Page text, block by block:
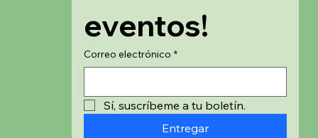
eventos!
Correo electrónico *
Sí, suscríbeme a tu boletín.
Entregar